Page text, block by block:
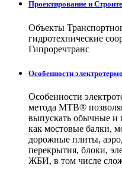
Проектирование и
Объекты
гидротехнические
Гипроречтранс
Особенности
Особенности
метода МТВ®
выпускать обычные
как мостовые балки,
дорожные плиты,
перекрытия, блоки,
ЖБИ, в том числе